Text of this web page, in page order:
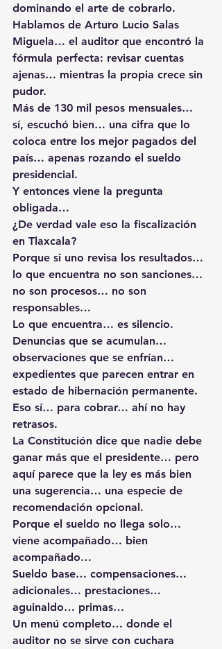
dominando el arte de cobrarlo.
Hablamos de Arturo Lucio Salas
Miguela… el auditor que encontró la
fórmula perfecta: revisar cuentas
ajenas… mientras la propia crece sin
pudor.
Más de 130 mil pesos mensuales…
sí, escuchó bien… una cifra que lo
coloca entre los mejor pagados del
país… apenas rozando el sueldo
presidencial.
Y entonces viene la pregunta
obligada…
¿De verdad vale eso la fiscalización
en Tlaxcala?
Porque si uno revisa los resultados…
lo que encuentra no son sanciones…
no son procesos… no son
responsables…
Lo que encuentra… es silencio.
Denuncias que se acumulan…
observaciones que se enfrían…
expedientes que parecen entrar en
estado de hibernación permanente.
Eso sí… para cobrar… ahí no hay
retrasos.
La Constitución dice que nadie debe
ganar más que el presidente… pero
aquí parece que la ley es más bien
una sugerencia… una especie de
recomendación opcional.
Porque el sueldo no llega solo…
viene acompañado… bien
acompañado…
Sueldo base… compensaciones…
adicionales… prestaciones…
aguinaldo… primas…
Un menú completo… donde el
auditor no se sirve con cuchara